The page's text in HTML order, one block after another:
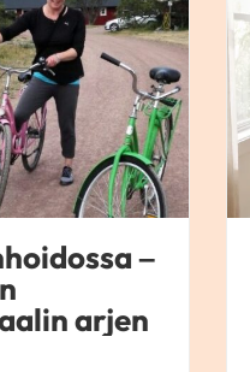
–
arjen